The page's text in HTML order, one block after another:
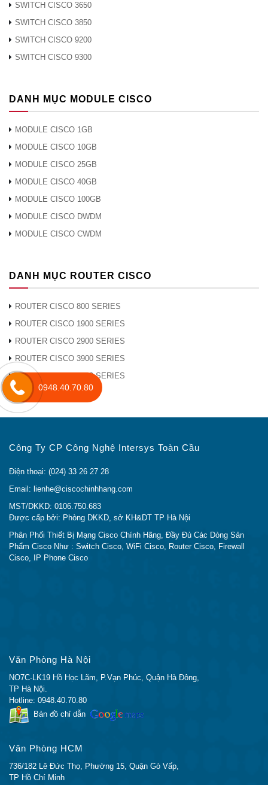
SWITCH CISCO 3650
SWITCH CISCO 3850
SWITCH CISCO 9200
SWITCH CISCO 9300
DANH MỤC MODULE CISCO
MODULE CISCO 1GB
MODULE CISCO 10GB
MODULE CISCO 25GB
MODULE CISCO 40GB
MODULE CISCO 100GB
MODULE CISCO DWDM
MODULE CISCO CWDM
DANH MỤC ROUTER CISCO
ROUTER CISCO 800 SERIES
ROUTER CISCO 1900 SERIES
ROUTER CISCO 2900 SERIES
ROUTER CISCO 3900 SERIES
ROUTER CISCO 4000 SERIES
Công Ty CP Công Nghệ Intersys Toàn Cầu
Điện thoại: (024) 33 26 27 28
Email: lienhe@ciscochinhhang.com
MST/DKKD: 0106.750.683
Được cấp bởi: Phòng DKKD, sở KH&DT TP Hà Nội
Phân Phối Thiết Bị Mạng Cisco Chính Hãng, Đầy Đủ Các Dòng Sản
Phẩm Cisco Như : Switch Cisco, WiFi Cisco, Router Cisco, Firewall
Cisco, IP Phone Cisco
Văn Phòng Hà Nội
NO7C-LK19 Hồ Học Lãm, P.Vạn Phúc, Quận Hà Đông,
TP Hà Nội.
Hotline: 0948.40.70.80
Bản đồ chỉ dẫn
Văn Phòng HCM
736/182 Lê Đức Thọ, Phường 15, Quận Gò Vấp,
TP Hồ Chí Minh
0948.40.70.80